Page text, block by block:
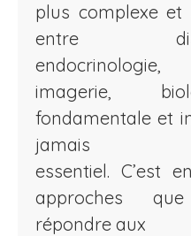
plus complexe et
entre
endocrinologie,
imagerie,
fondamentale et
jamais
essentiel. C’est
approches
répondre aux